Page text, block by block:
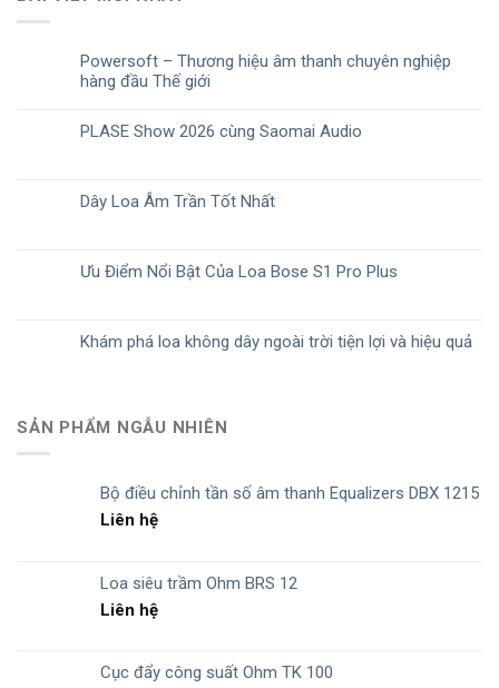
Powersoft – Thương hiệu âm thanh chuyên nghiệp
hàng đầu Thế giới
PLASE Show 2026 cùng Saomai Audio
Dây Loa Âm Trần Tốt Nhất
Ưu Điểm Nổi Bật Của Loa Bose S1 Pro Plus
Khám phá loa không dây ngoài trời tiện lợi và hiệu quả
SẢN PHẨM NGẪU NHIÊN
Bộ điều chỉnh tần số âm thanh Equalizers DBX 1215
Liên hệ
Loa siêu trầm Ohm BRS 12
Liên hệ
Cục đẩy công suất Ohm TK 100